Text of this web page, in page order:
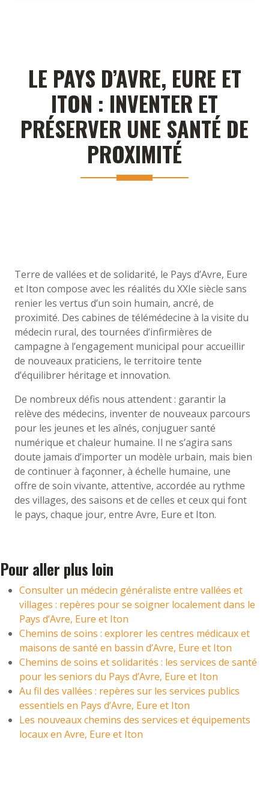
LE PAYS D’AVRE, EURE ET
ITON : INVENTER ET
PRÉSERVER UNE SANTÉ DE
PROXIMITÉ
Terre de vallées et de solidarité, le Pays d’Avre, Eure
et Iton compose avec les réalités du XXIe siècle sans
renier les vertus d’un soin humain, ancré, de
proximité. Des cabines de télémédecine à la visite du
médecin rural, des tournées d’infirmières de
campagne à l’engagement municipal pour accueillir
de nouveaux praticiens, le territoire tente
d’équilibrer héritage et innovation.
De nombreux défis nous attendent : garantir la
relève des médecins, inventer de nouveaux parcours
pour les jeunes et les aînés, conjuguer santé
numérique et chaleur humaine. Il ne s’agira sans
doute jamais d’importer un modèle urbain, mais bien
de continuer à façonner, à échelle humaine, une
offre de soin vivante, attentive, accordée au rythme
des villages, des saisons et de celles et ceux qui font
le pays, chaque jour, entre Avre, Eure et Iton.
Pour aller plus loin
Consulter un médecin généraliste entre vallées et
villages : repères pour se soigner localement dans le
Pays d’Avre, Eure et Iton
Chemins de soins : explorer les centres médicaux et
maisons de santé en bassin d’Avre, Eure et Iton
Chemins de soins et solidarités : les services de santé
pour les seniors du Pays d’Avre, Eure et Iton
Au fil des vallées : repères sur les services publics
essentiels en Pays d’Avre, Eure et Iton
Les nouveaux chemins des services et équipements
locaux en Avre, Eure et Iton